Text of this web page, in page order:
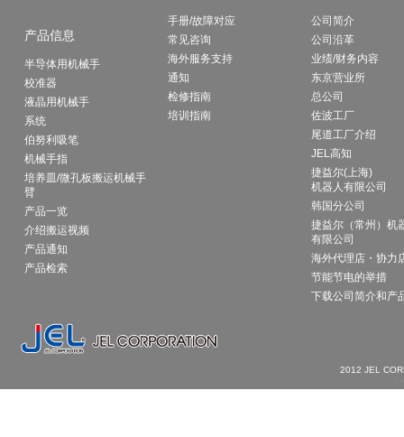
2025年07月22日
暑假通知
休假日：8/13（周三）～8/17（周日）
2025年07月01日
尾道工厂建筑指南（预定2026年10月开
SEMICON JAPAN 2024 展出的产
休假日：4/26（周六）,4/27（周日）,4/
2025年03月28日
产品信息
半导体用机械手
校准器
液晶用机械手
系统
伯努利吸笔
机械手指
培养皿/微孔板搬运机械手
臂
产品一览
介绍搬运视频
产品通知
产品检索
手册/故障对应
常见咨询
海外服务支持
通知
检修指南
培训指南
公司简介
公司沿革
业绩/财务内容
东京营业所
总公司
佐波工厂
尾道工厂介绍
JEL高知
捷益尔(上海)
机器人有限公司
韩国分公司
捷益尔（常州）机
有限公司
海外代理店・协力
节能节电的举措
下载公司简介和产
2012 JEL